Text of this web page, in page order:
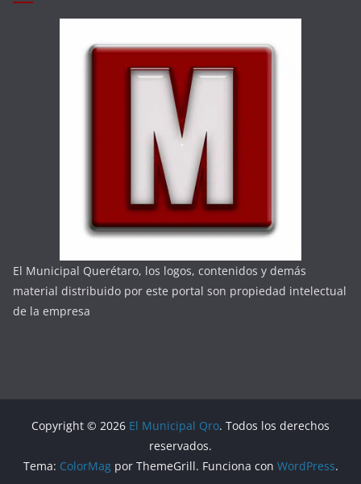
El Municipal Querétaro, los logos, contenidos y demás
material distribuido por este portal son propiedad intelectual
de la empresa
Copyright © 2026 El Municipal Qro. Todos los derechos
reservados.
Tema: ColorMagpor ThemeGrill. Funciona con WordPress.